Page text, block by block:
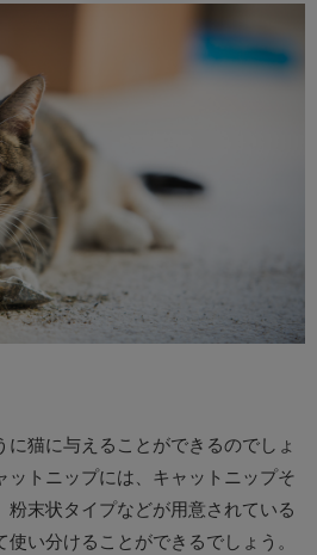
猫に与えることができるのでしょ
ットニップには、キャットニップそ
末状タイプなどが用意されている
い分けることができるでしょう。